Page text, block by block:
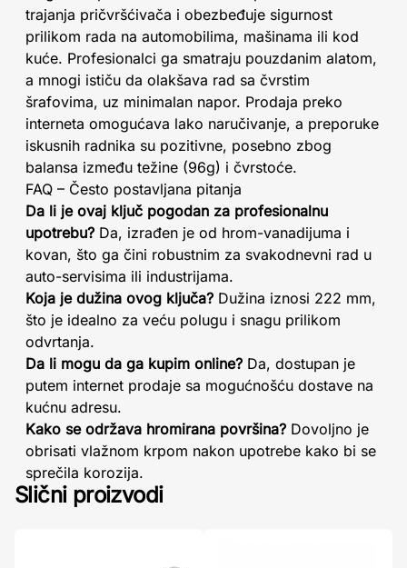
trajanja pričvršćivača i obezbeđuje sigurnost
prilikom rada na automobilima, mašinama ili kod
kuće. Profesionalci ga smatraju pouzdanim alatom,
a mnogi ističu da olakšava rad sa čvrstim
šrafovima, uz minimalan napor. Prodaja preko
interneta omogućava lako naručivanje, a preporuke
iskusnih radnika su pozitivne, posebno zbog
balansa između težine (96g) i čvrstoće.
FAQ – Često postavljana pitanja
Da li je ovaj ključ pogodan za profesionalnu
upotrebu? Da, izrađen je od hrom-vanadijuma i
kovan, što ga čini robustnim za svakodnevni rad u
auto-servisima ili industrijama.
Koja je dužina ovog ključa? Dužina iznosi 222 mm,
što je idealno za veću polugu i snagu prilikom
odvrtanja.
Da li mogu da ga kupim online? Da, dostupan je
putem internet prodaje sa mogućnošću dostave na
kućnu adresu.
Kako se održava hromirana površina? Dovoljno je
obrisati vlažnom krpom nakon upotrebe kako bi se
sprečila korozija.
Slični proizvodi